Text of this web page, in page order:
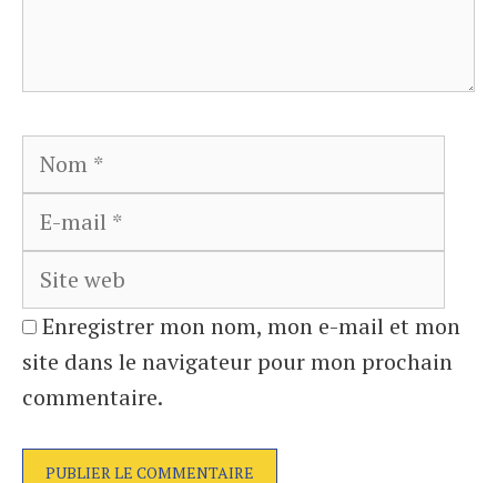
Nom
Enregistrer mon nom, mon e-mail et mon
site dans le navigateur pour mon prochain
commentaire.